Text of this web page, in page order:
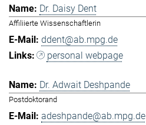
Dr. Daisy Dent
Affiliierte Wissenschaftlerin
ddent@ab.mpg.de
personal webpage
Dr. Adwait Deshpande
Postdoktorand
adeshpande@ab.mpg.de